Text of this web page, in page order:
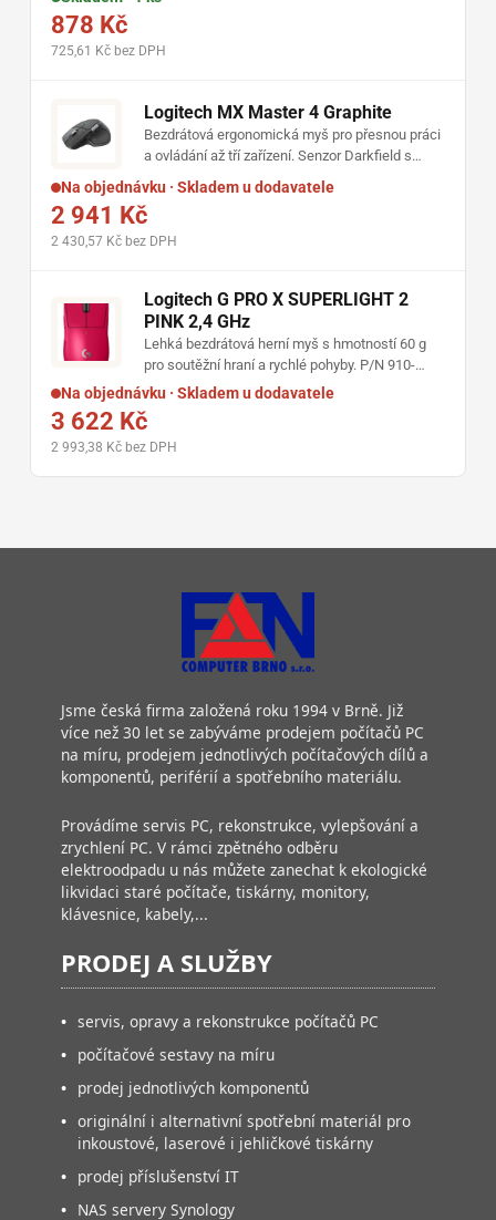
878 Kč
725,61 Kč bez DPH
Logitech MX Master 4 Graphite
Bezdrátová ergonomická myš pro přesnou práci
a ovládání až tří zařízení. Senzor Darkfield s
rozlišením 200–8000 DPI • hmatová odezva a
Actions Ring • kolečko MagSpeed a boční
kolečko pro horizontální posun • připojení Logi
Bolt USB-C nebo Bluetooth Low Energy • výdrž
Na objednávku · Skladem u dodavatele
2 941 Kč
2 430,57 Kč bez DPH
Logitech G PRO X SUPERLIGHT 2
PINK 2,4 GHz
Lehká bezdrátová herní myš s hmotností 60 g
pro soutěžní hraní a rychlé pohyby. P/N 910-
006797 • senzor HERO 2 s rozlišením až 44 000
DPI • frekvence dotazování až 8000 Hz • hybridní
spínače LIGHTFORCE • výdrž baterie až 95
hodin • nabíjení přes USB-C a kompatibilita s
Na objednávku · Skladem u dodavatele
3 622 Kč
2 993,38 Kč bez DPH
Jsme česká firma založená roku 1994 v Brně. Již
více než 30 let se zabýváme prodejem počítačů PC
na míru, prodejem jednotlivých počítačových dílů a
komponentů, periférií a spotřebního materiálu.
Provádíme servis PC, rekonstrukce, vylepšování a
zrychlení PC. V rámci zpětného odběru
elektroodpadu u nás můžete zanechat k ekologické
likvidaci staré počítače, tiskárny, monitory,
klávesnice, kabely,...
PRODEJ A SLUŽBY
• servis, opravy a rekonstrukce počítačů PC
• počítačové sestavy na míru
• prodej jednotlivých komponentů
• originální i alternativní spotřební materiál pro
inkoustové, laserové i jehličkové tiskárny
• prodej příslušenství IT
• NAS servery Synology